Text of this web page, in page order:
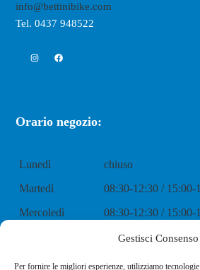
Gestisci Consenso
Per fornire le migliori esperienze, utilizziamo
info@bettinibike.com
Tel. 0437 948522
InstagramFacebook
Orario negozio:
Lunedì
chiuso
Martedì
08:30-12:30 / 15:00-
Mercoledì
08:30-12:30 / 15:00-
08:30-12:30 / 15:00-
Venerdì
08:30-12:30 / 15:00-